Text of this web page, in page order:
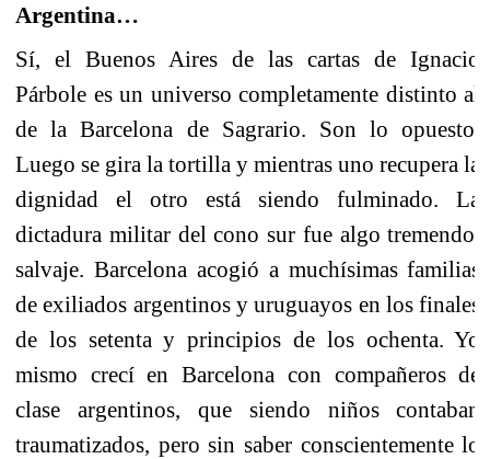
Argentina…
Sí, el Buenos Aires de las cartas de Ignacio
Párbole es un universo completamente distinto al
de la Barcelona de Sagrario. Son lo opuesto.
Luego se gira la tortilla y mientras uno recupera la
dignidad el otro está siendo fulminado. La
dictadura militar del cono sur fue algo tremendo,
salvaje. Barcelona acogió a muchísimas familias
de exiliados argentinos y uruguayos en los finales
de los setenta y principios de los ochenta. Yo
mismo crecí en Barcelona con compañeros de
clase argentinos, que siendo niños contaban
traumatizados, pero sin saber conscientemente lo